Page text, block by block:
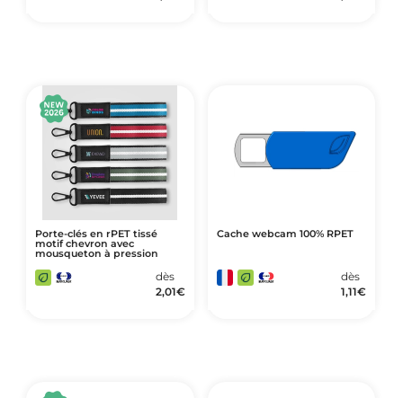
Porte-clés en rPET tissé
motif chevron avec
mousqueton à pression
dès
2,01€
Cache webcam 100% RPET
dès
1,11€